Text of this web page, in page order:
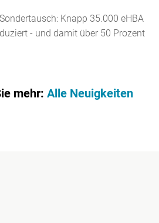
Knapp 35.000 eHBA
- und damit über 50 Prozent
mehr: Alle Neuigkeiten